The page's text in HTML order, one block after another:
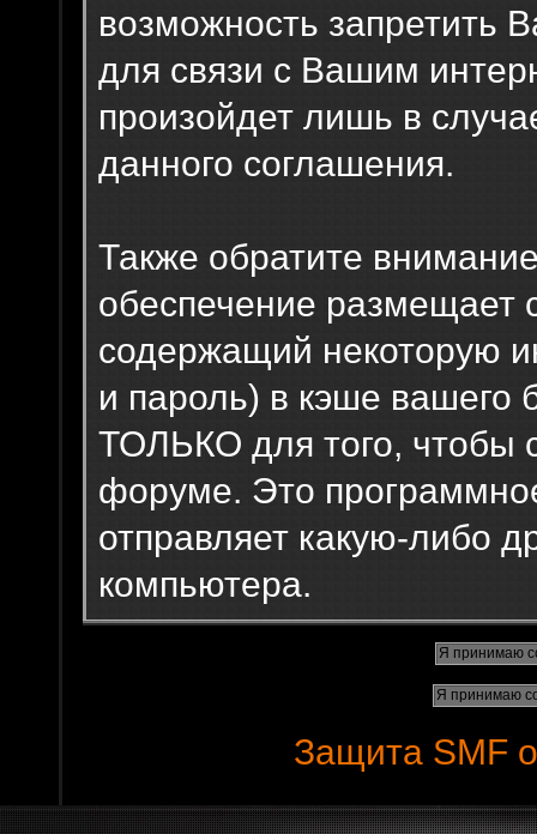
возможность запретить
для связи с Вашим
произойдет лишь в
данного соглашения.
Также обратите
обеспечение размещает
содержащий некоторую
и пароль) в кэше вашего
ТОЛЬКО для того, чтобы
форуме. Это
отправляет какую-либо
компьютера.
Защита SMF